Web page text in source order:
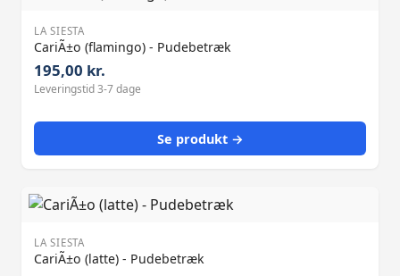
LA SIESTA
CariÃ±o (flamingo) - Pudebetræk
195,00 kr.
Leveringstid 3-7 dage
Se produkt →
LA SIESTA
CariÃ±o (latte) - Pudebetræk